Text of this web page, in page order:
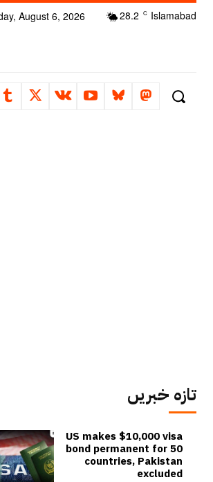
28.2 C Islamabad
August 6, 2026
تازہ خبریں
US makes $10,000 visa
bond permanent for 50
countries, Pakistan
excluded